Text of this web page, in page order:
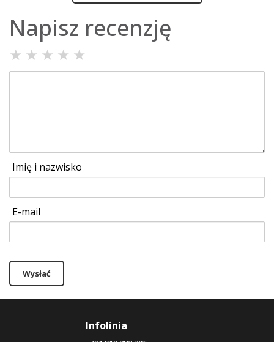
Napisz recenzję
★ ★ ★ ★ ★
Imię i nazwisko
E-mail
Wysłać
Infolinia